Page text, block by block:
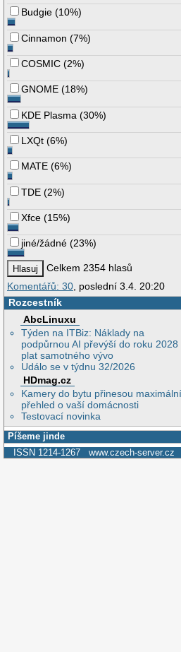
Budgie (10%)
Cinnamon (7%)
COSMIC (2%)
GNOME (18%)
KDE Plasma (30%)
LXQt (6%)
MATE (6%)
TDE (2%)
Xfce (15%)
jiné/žádné (23%)
Celkem 2354 hlasů
Komentářů: 30 , poslední 3.4. 20:20
Rozcestník
AbcLinuxu
Týden na ITBiz: Náklady na
podpůrnou AI převýší do roku 2028
plat samotného vývo
Událo se v týdnu 32/2026
HDmag.cz
Kamery do bytu přinesou maximální
přehled o vaší domácnosti
Testovací novinka
Píšeme jinde
ISSN 1214-1267 www.czech-server.cz